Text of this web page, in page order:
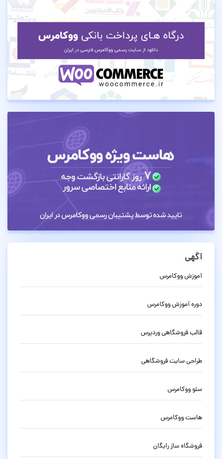
آگهی
آموزش ووکامرس
دوره آموزش ووکامرس
قالب فروشگاهی وردپرس
طراحی سایت فروشگاهی
سئو ووکامرس
هاست ووکامرس
فروشگاه ساز رایگان